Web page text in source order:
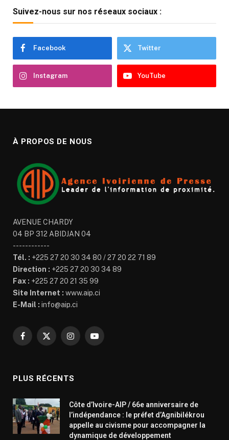
Suivez-nous sur nos réseaux sociaux :
Facebook Twitter
Instagram YouTube
À PROPOS DE NOUS
AVENUE CHARDY
04 BP 312 ABIDJAN 04
------------
Tél. : +225 27 20 30 34 80 / 27 20 22 71 89
Direction : +225 27 20 30 34 89
Fax : +225 27 20 21 35 99
Site Internet : www.aip.ci
E-Mail : info@aip.ci
Facebook
X
InstagramYouTube
PLUS RÉCENTS
Côte d’Ivoire-AIP / 66e anniversaire de
l’indépendance : le préfet d’Agnibilékrou
appelle au civisme pour accompagner la
dynamique de développement